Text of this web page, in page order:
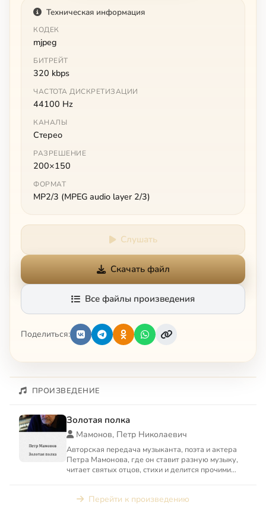
Техническая информация
КОДЕК
mjpeg
БИТРЕЙТ
320 kbps
ЧАСТОТА ДИСКРЕТИЗАЦИИ
44100 Hz
КАНАЛЫ
Стерео
РАЗРЕШЕНИЕ
200×150
ФОРМАТ
MP2/3 (MPEG audio layer 2/3)
Слушать
Скачать файл
Все файлы произведения
Поделиться:
ПРОИЗВЕДЕНИЕ
Золотая полка
Мамонов, Петр Николаевич
Авторская передача музыканта, поэта и актера
Петра Мамонова, где он ставит разную музыку,
читает святых отцов, стихи и делится прочими
Перейти к произведению